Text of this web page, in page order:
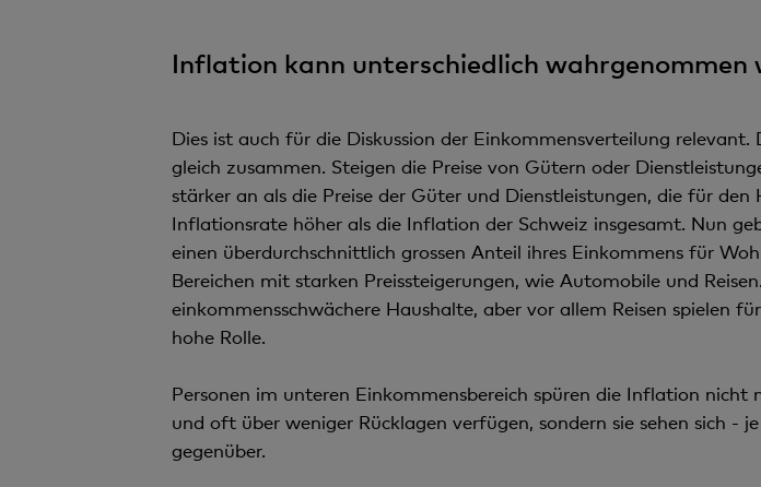
Inflation kann unterschiedlich wahrgenommen
Dies ist auch für die Diskussion der Einkommensverteilung
gleich zusammen. Steigen die Preise von Gütern oder
stärker an als die Preise der Güter und Dienstleistungen, die für
Inflationsrate höher als die Inflation der Schweiz insgesamt. Nun
einen überdurchschnittlich grossen Anteil ihres Einkommens für
Bereichen mit starken Preissteigerungen, wie Automobile und
einkommensschwächere Haushalte, aber vor allem Reisen spielen
hohe Rolle.
Personen im unteren Einkommensbereich spüren die Inflation
und oft über weniger Rücklagen verfügen, sondern sie sehen sich -
gegenüber.